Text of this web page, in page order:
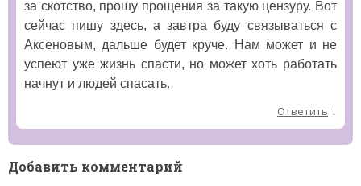
за скотство, прошу прощения за такую цензуру. Вот
сейчас пишу здесь, а завтра буду связываться с
Аксеновым, дальше будет круче. Нам может и не
успеют уже жизнь спасти, но может хоть работать
начнут и людей спасать.
Ответить ↓
Добавить комментарий